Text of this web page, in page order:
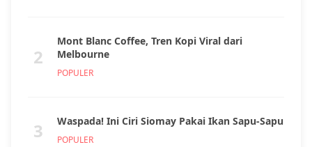
2
Mont Blanc Coffee, Tren Kopi Viral dari
Melbourne
POPULER
3 Waspada! Ini Ciri Siomay Pakai Ikan Sapu-Sapu
POPULER